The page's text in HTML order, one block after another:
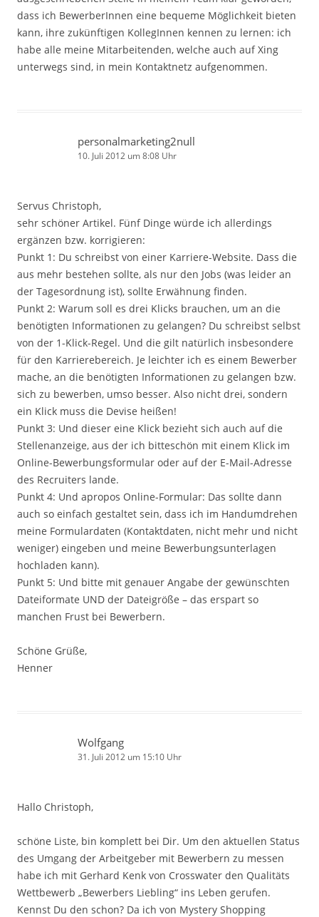
dass ich BewerberInnen eine bequeme Möglichkeit bieten
kann, ihre zukünftigen KollegInnen kennen zu lernen: ich
habe alle meine Mitarbeitenden, welche auch auf Xing
unterwegs sind, in mein Kontaktnetz aufgenommen.
personalmarketing2null
10. Juli 2012 um 8:08 Uhr
Servus Christoph,
sehr schöner Artikel. Fünf Dinge würde ich allerdings
ergänzen bzw. korrigieren:
Punkt 1: Du schreibst von einer Karriere-Website. Dass die
aus mehr bestehen sollte, als nur den Jobs (was leider an
der Tagesordnung ist), sollte Erwähnung finden.
Punkt 2: Warum soll es drei Klicks brauchen, um an die
benötigten Informationen zu gelangen? Du schreibst selbst
von der 1-Klick-Regel. Und die gilt natürlich insbesondere
für den Karrierebereich. Je leichter ich es einem Bewerber
mache, an die benötigten Informationen zu gelangen bzw.
sich zu bewerben, umso besser. Also nicht drei, sondern
ein Klick muss die Devise heißen!
Punkt 3: Und dieser eine Klick bezieht sich auch auf die
Stellenanzeige, aus der ich bitteschön mit einem Klick im
Online-Bewerbungsformular oder auf der E-Mail-Adresse
des Recruiters lande.
Punkt 4: Und apropos Online-Formular: Das sollte dann
auch so einfach gestaltet sein, dass ich im Handumdrehen
meine Formulardaten (Kontaktdaten, nicht mehr und nicht
weniger) eingeben und meine Bewerbungsunterlagen
hochladen kann).
Punkt 5: Und bitte mit genauer Angabe der gewünschten
Dateiformate UND der Dateigröße – das erspart so
manchen Frust bei Bewerbern.
Schöne Grüße,
Henner
Wolfgang
31. Juli 2012 um 15:10 Uhr
Hallo Christoph,
schöne Liste, bin komplett bei Dir. Um den aktuellen Status
des Umgang der Arbeitgeber mit Bewerbern zu messen
habe ich mit Gerhard Kenk von Crosswater den Qualitäts
Wettbewerb „Bewerbers Liebling“ ins Leben gerufen.
Kennst Du den schon? Da ich von Mystery Shopping